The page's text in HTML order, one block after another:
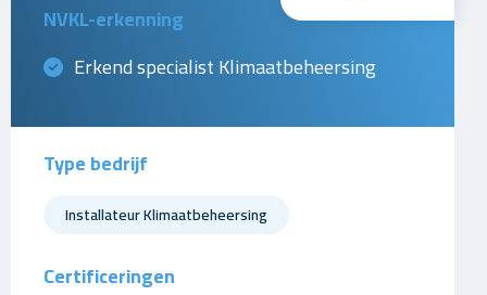
NVKL-erkenning
Erkend specialist Klimaatbeheersing
Type bedrijf
Installateur Klimaatbeheersing
Certificeringen